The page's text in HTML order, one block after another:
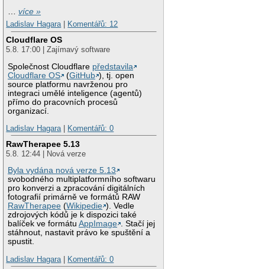
…více »
Ladislav Hagara| Komentářů: 12
Cloudflare OS
5.8. 17:00 | Zajímavý software
Společnost Cloudflare představila
Cloudflare OS
(GitHub ), tj. open
source platformu navrženou pro
integraci umělé inteligence (agentů)
přímo do pracovních procesů
organizací.
Ladislav Hagara| Komentářů: 0
RawTherapee 5.13
5.8. 12:44 | Nová verze
Byla vydána nová verze 5.13
svobodného multiplatformního softwaru
pro konverzi a zpracování digitálních
fotografií primárně ve formátů RAW
RawTherapee (Wikipedie ). Vedle
zdrojových kódů je k dispozici také
balíček ve formátuAppImage . Stačí jej
stáhnout, nastavit právo ke spuštění a
spustit.
Ladislav Hagara| Komentářů: 0